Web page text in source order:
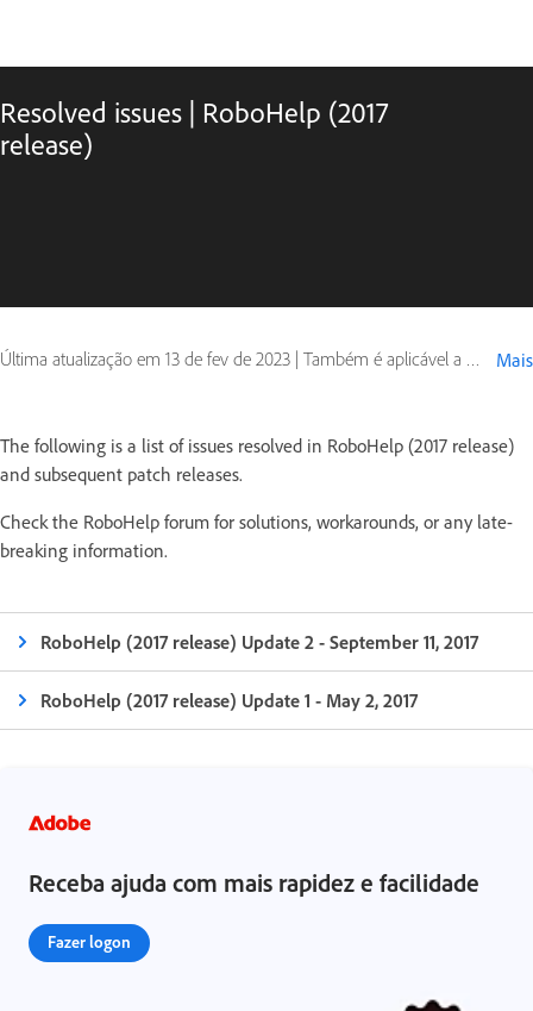
Resolved issues | RoboHelp (2017
release)
Última atualização em 13 de fev de 2023 | Também é aplicável a RoboHelp (2017 release) Mais
The following is a list of issues resolved in RoboHelp (2017 release)
and subsequent patch releases.
Check the RoboHelp forum for solutions, workarounds, or any late-
breaking information.
RoboHelp (2017 release) Update 2 - September 11, 2017
RoboHelp (2017 release) Update 1 - May 2, 2017
Receba ajuda com mais rapidez e facilidade
Fazer logon